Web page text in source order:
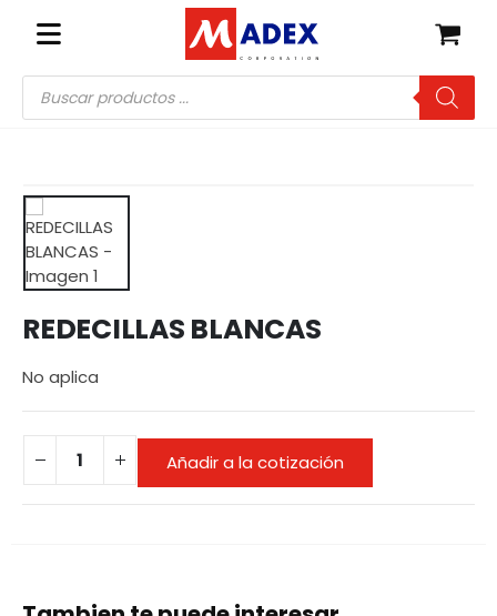
Búsqueda
de
productos
REDECILLAS BLANCAS
No aplica
Añadir a la cotización